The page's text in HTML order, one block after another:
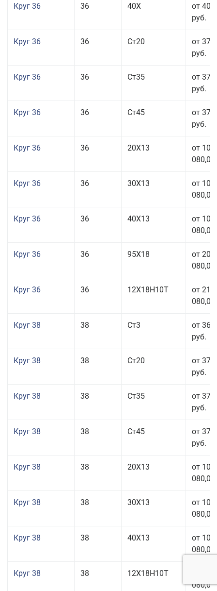
Круг 36 36 40Х
от 40
руб.
Круг 36 36 Ст20
от 37
руб.
Круг 36 36 Ст35
от 37
руб.
Круг 36 36 Ст45
от 37
руб.
Круг 36 36 20Х13
от 101
080,00
Круг 36 36 30Х13
от 101
080,00
Круг 36 36 40Х13
от 101
080,00
Круг 36 36 95Х18
от 208
080,00
Круг 36 36 12Х18Н10Т
от 210
080,00
Круг 38 38 Ст3
от 36
руб.
Круг 38 38 Ст20
от 37
руб.
Круг 38 38 Ст35
от 37
руб.
Круг 38 38 Ст45
от 37
руб.
Круг 38 38 20Х13
от 101
080,00
Круг 38 38 30Х13
от 101
080,00
Круг 38 38 40Х13
от 101
080,00
Круг 38 38 12Х18Н10Т
080,00